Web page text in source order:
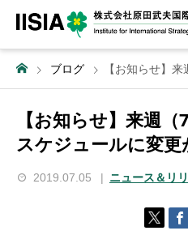
ブログ 【お知らせ】来週（7月
【お知らせ】来週
スケジュールに変
2019.07.05 ニュース＆リ